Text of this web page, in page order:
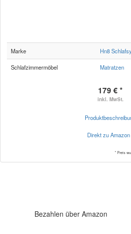
Marke Hn8
Schlafzimmermöbel Matratzen
179 € *
inkl. MwSt.
Direkt zu
* Preis
Bezahlen über Amazon